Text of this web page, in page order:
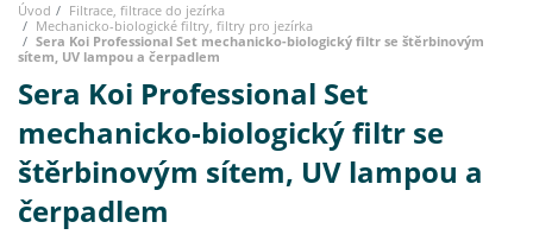
Úvod
Filtrace, filtrace do jezírka
Mechanicko-biologické filtry, filtry pro jezírka
Sera Koi Professional Set mechanicko-biologický filtr se štěrbinovým
sítem, UV lampou a čerpadlem
Sera Koi Professional Set
mechanicko-biologický filtr se
štěrbinovým sítem, UV lampou a
čerpadlem